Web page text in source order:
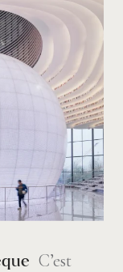
C’est